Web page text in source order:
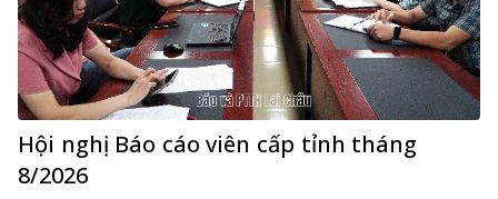
Hội nghị Báo cáo viên cấp tỉnh tháng
8/2026